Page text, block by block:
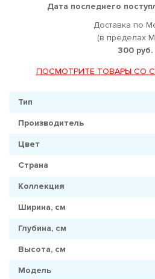
Дата последнего
Доставка по
(в пределах
300 руб.
ПОСМОТРИТЕ ТОВАРЫ СО
Тип
Производитель
Цвет
Страна
Коллекция
Ширина, см
Глубина, см
Высота, см
Модель